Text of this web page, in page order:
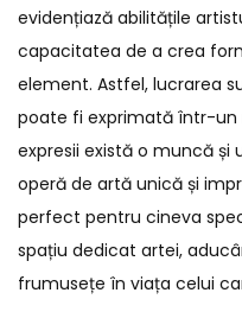
evidențiază abilitățile
capacitatea de a crea
element. Astfel, lucrarea
poate fi exprimată într-un
expresii există o muncă și
operă de artă unică și
perfect pentru cineva
spațiu dedicat artei,
frumusețe în viața celui